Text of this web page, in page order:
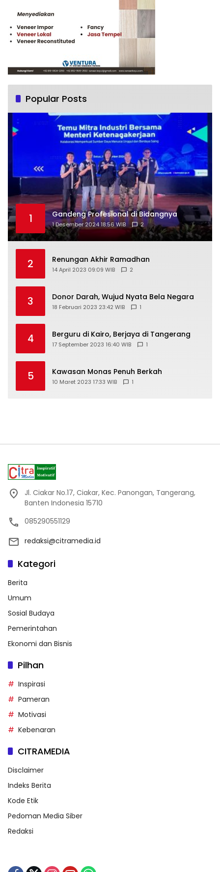
Popular Posts
1 Gandeng Profesional di Bidangnya
1 Desember 2024 18:56 WIB 2
2 Renungan Akhir Ramadhan
14 April 2023 09:09 WIB 2
3 Donor Darah, Wujud Nyata Bela Negara
18 Februari 2023 23:42 WIB 1
4 Berguru di Kairo, Berjaya di Tangerang
17 September 2023 16:40 WIB 1
5 Kawasan Monas Penuh Berkah
10 Maret 2023 17:33 WIB 1
Jl. Ciakar No.17, Ciakar, Kec. Panongan, Tangerang,
Banten Indonesia 15710
085290551129
redaksi@citramedia.id
Kategori
Berita
Umum
Sosial Budaya
Pemerintahan
Ekonomi dan Bisnis
Pilhan
Inspirasi
Pameran
Motivasi
Kebenaran
CITRAMEDIA
Disclaimer
Indeks Berita
Kode Etik
Pedoman Media Siber
Redaksi